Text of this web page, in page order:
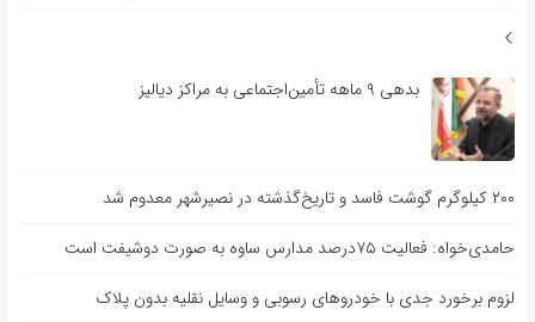
بدهی ۹ ماهه تأمین‌اجتماعی به مراکز دیالیز
۲۰۰ کیلوگرم گوشت فاسد و تاریخ‌گذشته در نصیرشهر معدوم شد
حامدی‌خواه: فعالیت ۷۵درصد مدارس ساوه به صورت دوشیفت است
لزوم برخورد جدی با خودروهای رسوبی و وسایل نقلیه بدون پلاک